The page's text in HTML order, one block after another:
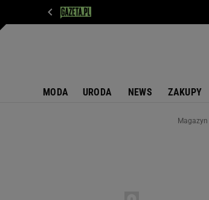
MODA URODA NEWS ZAKUPY
Magazyn